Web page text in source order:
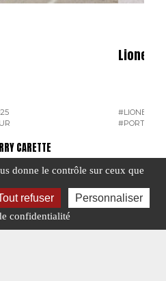
Lionel
#LIONEL
#PORTRAIT
CARETTE
donne le contrôle sur ceux que
refuser Personnaliser
confidentialité